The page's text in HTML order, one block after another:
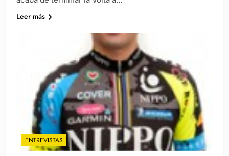
Leer más
ENTREVISTAS